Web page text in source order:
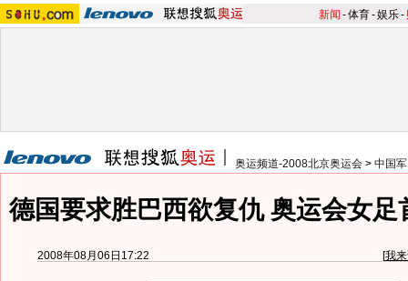
新闻 -体育-娱乐-
奥运频道-2008北京奥运会 > 中国
德国要求胜巴西欲复仇 奥运会女足
2008年08月06日17:22 [我